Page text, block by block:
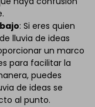
: Si eres quien
lluvia de ideas
un marco
para facilitar la
puedes
de ideas se
al punto.